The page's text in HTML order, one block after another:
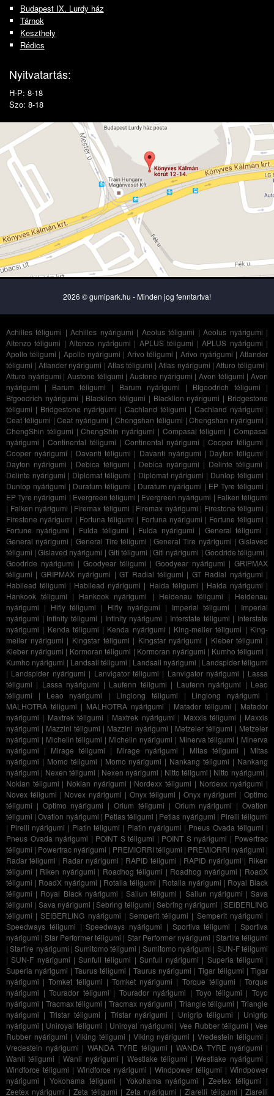
Budapest IX. Lurdy ház
Tárnok
Keszthely
Rédics
Nyitvatartás:
H-P: 8-18
Szo: 8-18
2026 © gumipark.hu - Minden jog fenntartva!
Achilles téligumi |Achilles nyárigumi | Aeolus téligumi |Aeolus nyárigumi |
Altenzo téligumi |Altenzo nyárigumi | APLUS téligumi |APLUS nyárigumi |
Apollo téligumi | Apollo nyárigumi |Arivo téligumi | Arivo nyárigumi |Atlander
téligumi | Atlander nyárigumi | Atlas téligumi |Atlas nyárigumi |Atturo téligumi |
Atturo nyárigumi |Austone téligumi |Austone nyárigumi |Avon téligumi |Avon
nyárigumi | Barum téligumi | Barum nyárigumi | Bfgoodrich téligumi |
Bfgoodrich nyárigumi | Blacklion téligumi | Blacklion nyárigumi | Bridgestone
téligumi | Bridgestone nyárigumi | Cachland téligumi | Cachland nyárigumi |
Ceat téligumi |Ceat nyárigumi | Chengshan téligumi |Chengshan nyárigumi |
ChengShin téligumi |ChengShin nyárigumi | Compasal téligumi |Compasal
nyárigumi | Continental téligumi | Continental nyárigumi | Cooper téligumi |
Cooper nyárigumi | Davanti téligumi | Davanti nyárigumi | Dayton téligumi |
Dayton nyárigumi | Debica téligumi | Debica nyárigumi | Delinte téligumi |
Delinte nyárigumi | Diplomat téligumi | Diplomat nyárigumi | Dunlop téligumi |
Dunlop nyárigumi | Duraturn téligumi | Duraturn nyárigumi | EP Tyre téligumi |
EP Tyre nyárigumi | Evergreen téligumi | Evergreen nyárigumi | Falken téligumi
| Falken nyárigumi | Firemax téligumi | Firemax nyárigumi | Firestone téligumi |
Firestone nyárigumi | Fortuna téligumi | Fortuna nyárigumi | Fortune téligumi |
Fortune nyárigumi | Fulda téligumi | Fulda nyárigumi | General téligumi |
General nyárigumi | General Tire téligumi |General Tire nyárigumi |Gislaved
téligumi |Gislaved nyárigumi | Giti téligumi |Giti nyárigumi | Goodride téligumi |
Goodride nyárigumi | Goodyear téligumi | Goodyear nyárigumi | GRIPMAX
téligumi | GRIPMAX nyárigumi |GT Radial téligumi | GT Radial nyárigumi |
Habilead téligumi | Habilead nyárigumi | Haida téligumi | Haida nyárigumi |
Hankook téligumi | Hankook nyárigumi | Heidenau téligumi | Heidenau
nyárigumi | Hifly téligumi | Hifly nyárigumi | Imperial téligumi | Imperial
nyárigumi | Infinity téligumi | Infinity nyárigumi | Interstate téligumi | Interstate
nyárigumi | Kenda téligumi | Kenda nyárigumi | King-meiler téligumi | King-
meiler nyárigumi | Kingstar téligumi | Kingstar nyárigumi | Kleber téligumi |
Kleber nyárigumi | Kormoran téligumi | Kormoran nyárigumi | Kumho téligumi |
Kumho nyárigumi | Landsail téligumi | Landsail nyárigumi | Landspider téligumi
| Landspider nyárigumi | Lanvigator téligumi | Lanvigator nyárigumi | Lassa
téligumi | Lassa nyárigumi | Laufenn téligumi | Laufenn nyárigumi | Leao
téligumi | Leao nyárigumi | Linglong téligumi | Linglong nyárigumi |
MALHOTRA téligumi | MALHOTRA nyárigumi | Matador téligumi | Matador
nyárigumi | Maxtrek téligumi | Maxtrek nyárigumi | Maxxis téligumi | Maxxis
nyárigumi | Mazzini téligumi | Mazzini nyárigumi | Metzeler téligumi | Metzeler
nyárigumi | Michelin téligumi | Michelin nyárigumi | Minerva téligumi | Minerva
nyárigumi | Mirage téligumi | Mirage nyárigumi | Mitas téligumi | Mitas
nyárigumi | Momo téligumi | Momo nyárigumi | Nankang téligumi | Nankang
nyárigumi | Nexen téligumi | Nexen nyárigumi | Nitto téligumi | Nitto nyárigumi |
Nokian téligumi | Nokian nyárigumi | Nordexx téligumi | Nordexx nyárigumi |
Novex téligumi | Novex nyárigumi | Onyx téligumi | Onyx nyárigumi | Optimo
téligumi | Optimo nyárigumi |Orium téligumi | Orium nyárigumi |Ovation
téligumi |Ovation nyárigumi | Petlas téligumi | Petlas nyárigumi | Pirelli téligumi
| Pirelli nyárigumi | Platin téligumi | Platin nyárigumi | Pneus Ovada téligumi |
Pneus Ovada nyárigumi | POINT S téligumi | POINT S nyárigumi | Powertrac
téligumi | Powertrac nyárigumi | PREMIORRI téligumi | PREMIORRI nyárigumi |
Radar téligumi | Radar nyárigumi | RAPID téligumi | RAPID nyárigumi | Riken
téligumi | Riken nyárigumi | Roadhog téligumi | Roadhog nyárigumi | RoadX
téligumi | RoadX nyárigumi | Rotalla téligumi | Rotalla nyárigumi | Royal Black
téligumi | Royal Black nyárigumi |Sailun téligumi | Sailun nyárigumi |Sava
téligumi | Sava nyárigumi |Sebring téligumi |Sebring nyárigumi |SEIBERLING
téligumi |SEIBERLING nyárigumi |Semperit téligumi | Semperit nyárigumi |
Speedways téligumi |Speedways nyárigumi | Sportiva téligumi |Sportiva
nyárigumi |Star Performer téligumi | Star Performer nyárigumi | Starfire téligumi
|Starfire nyárigumi |Sumitomo téligumi | Sumitomo nyárigumi | SUN-F téligumi
|SUN-F nyárigumi | Sunfull téligumi | Sunfull nyárigumi | Superia téligumi |
Superia nyárigumi |Taurus téligumi | Taurus nyárigumi | Tigar téligumi |Tigar
nyárigumi |Tomket téligumi | Tomket nyárigumi | Torque téligumi |Torque
nyárigumi |Tourador téligumi | Tourador nyárigumi |Toyo téligumi |Toyo
nyárigumi | Tracmax téligumi |Tracmax nyárigumi | Triangle téligumi |Triangle
nyárigumi | Tristar téligumi | Tristar nyárigumi | Unigrip téligumi | Unigrip
nyárigumi | Uniroyal téligumi | Uniroyal nyárigumi |Vee Rubber téligumi |Vee
Rubber nyárigumi | Viking téligumi | Viking nyárigumi |Vredestein téligumi |
Vredestein nyárigumi |WANDA TYRE téligumi | WANDA TYRE nyárigumi |
Wanli téligumi |Wanli nyárigumi | Westlake téligumi |Westlake nyárigumi |
Windforce téligumi | Windforce nyárigumi | Windpower téligumi | Windpower
nyárigumi | Yokohama téligumi | Yokohama nyárigumi |Zeetex téligumi |
Zeetex nyárigumi | Zeta téligumi | Zeta nyárigumi |Ziarelli téligumi | Ziarelli